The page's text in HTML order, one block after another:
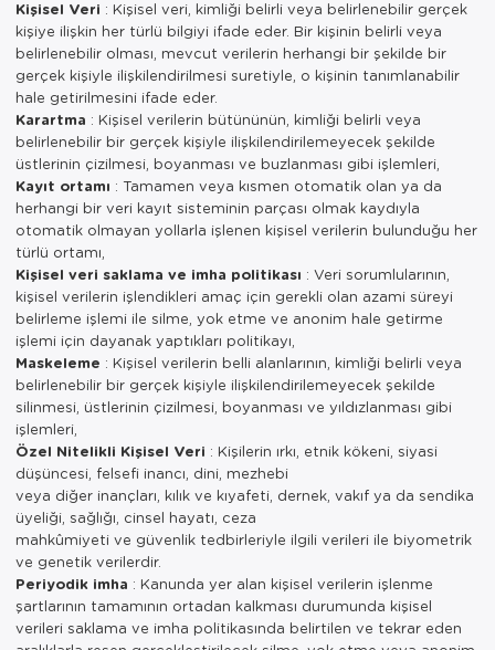
Kişisel Veri : Kişisel veri, kimliği belirli veya belirlenebilir gerçek
kişiye ilişkin her türlü bilgiyi ifade eder. Bir kişinin belirli veya
belirlenebilir olması, mevcut verilerin herhangi bir şekilde bir
gerçek kişiyle ilişkilendirilmesi suretiyle, o kişinin tanımlanabilir
hale getirilmesini ifade eder.
Karartma : Kişisel verilerin bütününün, kimliği belirli veya
belirlenebilir bir gerçek kişiyle ilişkilendirilemeyecek şekilde
üstlerinin çizilmesi, boyanması ve buzlanması gibi işlemleri,
Kayıt ortamı : Tamamen veya kısmen otomatik olan ya da
herhangi bir veri kayıt sisteminin parçası olmak kaydıyla
otomatik olmayan yollarla işlenen kişisel verilerin bulunduğu her
türlü ortamı,
Kişisel veri saklama ve imha politikası : Veri sorumlularının,
kişisel verilerin işlendikleri amaç için gerekli olan azami süreyi
belirleme işlemi ile silme, yok etme ve anonim hale getirme
işlemi için dayanak yaptıkları politikayı,
Maskeleme : Kişisel verilerin belli alanlarının, kimliği belirli veya
belirlenebilir bir gerçek kişiyle ilişkilendirilemeyecek şekilde
silinmesi, üstlerinin çizilmesi, boyanması ve yıldızlanması gibi
işlemleri,
Özel Nitelikli Kişisel Veri : Kişilerin ırkı, etnik kökeni, siyasi
düşüncesi, felsefi inancı, dini, mezhebi
veya diğer inançları, kılık ve kıyafeti, dernek, vakıf ya da sendika
üyeliği, sağlığı, cinsel hayatı, ceza
mahkûmiyeti ve güvenlik tedbirleriyle ilgili verileri ile biyometrik
ve genetik verilerdir.
Periyodik imha : Kanunda yer alan kişisel verilerin işlenme
şartlarının tamamının ortadan kalkması durumunda kişisel
verileri saklama ve imha politikasında belirtilen ve tekrar eden